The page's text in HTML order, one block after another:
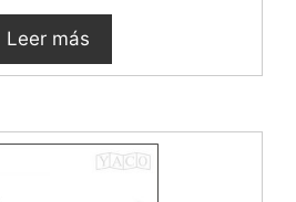
Leer más